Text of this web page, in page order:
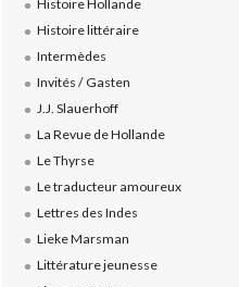
Histoire Hollande
Histoire littéraire
Intermèdes
Invités / Gasten
J.J. Slauerhoff
La Revue de Hollande
Le Thyrse
Le traducteur amoureux
Lettres des Indes
Lieke Marsman
Littérature jeunesse